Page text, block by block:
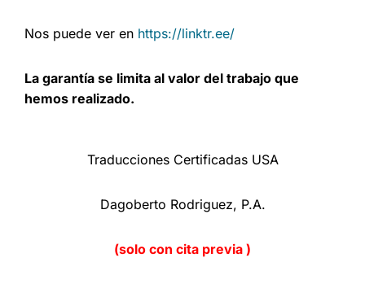
Nos puede ver en https://linktr.ee/
La garantía se limita al valor del trabajo que
hemos realizado.
Traducciones Certificadas USA
Dagoberto Rodriguez, P.A.
(solo con cita previa )